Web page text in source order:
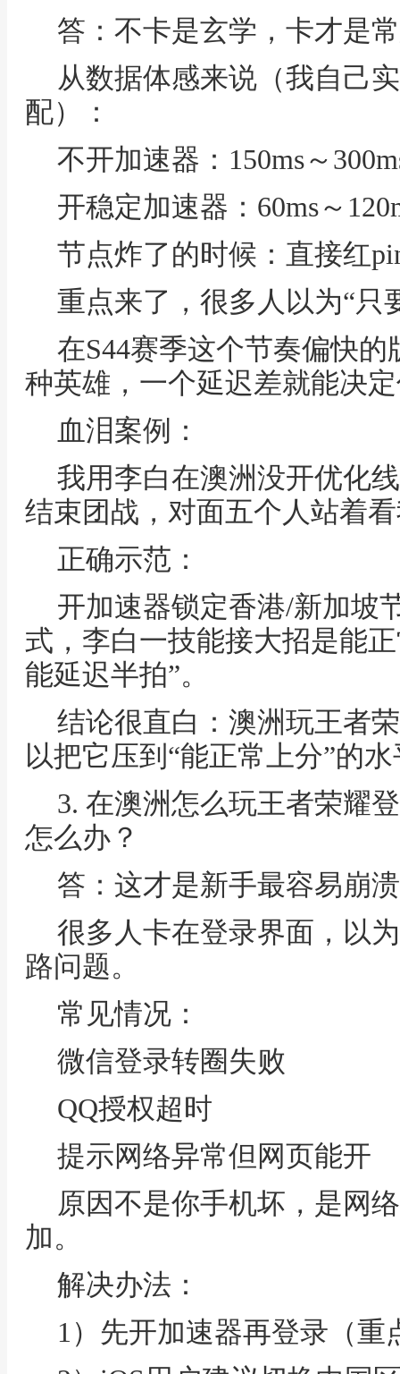
答：不卡是玄学，卡才是
从数据体感来说（我自己
配）：
不开加速器：150ms～
开稳定加速器：60ms～
节点炸了的时候：直接红
重点来了，很多人以为“只
在S44赛季这个节奏偏快
种英雄，一个延迟差就能决
血泪案例：
我用李白在澳洲没开优化
结束团战，对面五个人站着
正确示范：
开加速器锁定香港/新加坡
式，李白一技能接大招是能
能延迟半拍”。
结论很直白：澳洲玩王者
以把它压到“能正常上分”的
3. 在澳洲怎么玩王者荣耀
怎么办？
答：这才是新手最容易崩
很多人卡在登录界面，以
路问题。
常见情况：
微信登录转圈失败
QQ授权超时
提示网络异常但网页能开
原因不是你手机坏，是网
加。
解决办法：
1）先开加速器再登录（